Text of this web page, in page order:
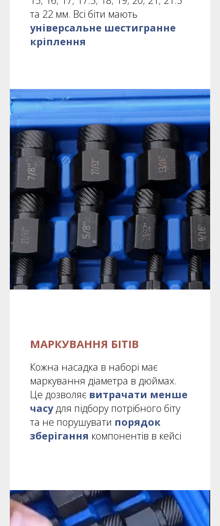
та 22 мм. Всі біти мають
універсальне шестигранне
кріплення
МАРКУВАННЯ БІТІВ
Кожна насадка в наборі має
маркування діаметра в дюймах.
Це дозволяє витрачати менше
часудля підбору потрібного біту
та не порушувати порядок
зберігання компонентів в кейсі